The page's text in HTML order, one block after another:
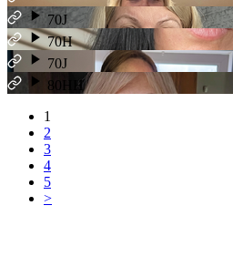
70J
70H
70J
80HH
1
2
3
4
5
>